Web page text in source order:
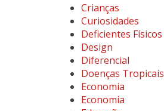
Crianças
Curiosidades
Deficientes Físicos
Design
Diferencial
Doenças Tropicais
Economia
Economia